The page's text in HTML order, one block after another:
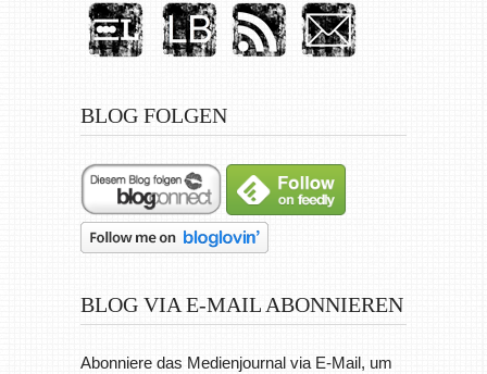
BLOG FOLGEN
BLOG VIA E-MAIL ABONNIEREN
Abonniere das Medienjournal via E-Mail, um